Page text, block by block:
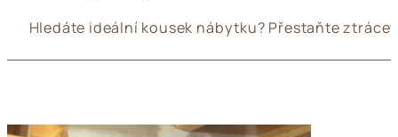
Hledáte ideální kousek nábytku? Přestaňte